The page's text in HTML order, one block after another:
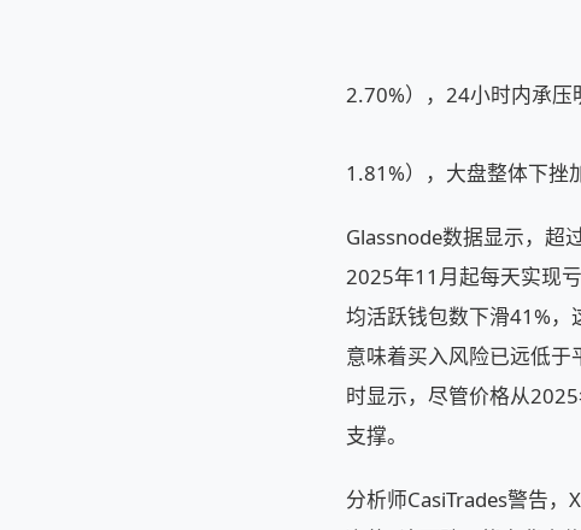
2.70%），24小时内承压
1.81%），大盘整体下挫
Glassnode数据显示，超
2025年11月起每天实现
均活跃钱包数下滑41%，
意味着买入风险已远低
时显示，尽管价格从
支撑。
分析师CasiTrades警告